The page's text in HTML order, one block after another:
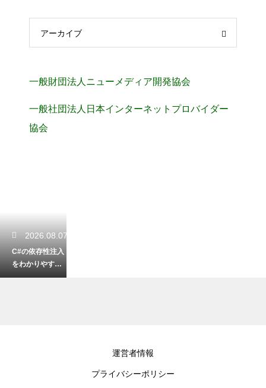
アーカイブ
一般財団法人ニューメディア開発協会
一般社団法人日本インターネットプロバイダー
協会
2026.08.07
C#の依存性注入
をわかりやすく
解説！クラス結
運営者情報
プライバシーポリシー